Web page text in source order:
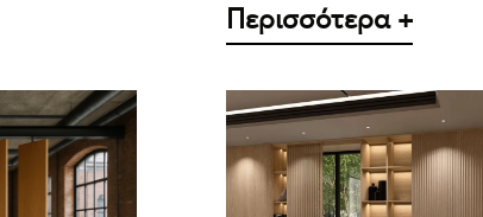
Περισσότερα +